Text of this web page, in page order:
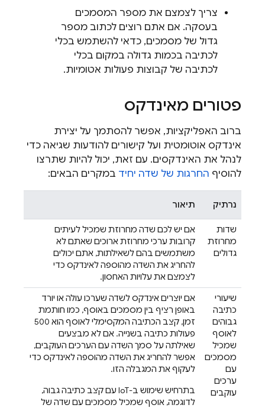
צריך לצמצם את מספר המסמכים
בעסקה. אם אתם רוצים לכתוב מספר
גדול של מסמכים, כדאי להשתמש בכלי
לכתיבה בכמות גדולה במקום בכלי
לכתיבה של קבוצות פעולות אטומיות.
פטורים מאינדקס
ברוב האפליקציות, אפשר להסתמך על יצירת
אינדקס אוטומטית ועל קישורים להודעות שגיאה כדי
לנהל את האינדקסים. עם זאת, יכול להיות שתרצו
להוסיף החרגות של שדה יחיד במקרים הבאים:
נרתיק תיאור
שדות
מחרוזת
גדולים
אם יש לכם שדה מחרוזת שמכיל לעיתים
קרובות ערכי מחרוזת ארוכים שאתם לא
משתמשים בהם לשאילתות, אתם יכולים
להחריג את השדה מהוספה לאינדקס כדי
לצמצם את עלויות האחסון.
שיעורי
כתיבה
גבוהים
לאוסף
שמכיל
מסמכים
עם
ערכים
עוקבים
אם יוצרים אינדקס לשדה שערכו עולה או יורד
באופן רציף בין מסמכים באוסף, כמו חותמת
זמן, קצב הכתיבה המקסימלי לאוסף הוא 500
פעולות כתיבה בשנייה. אם לא מבצעים
שאילתה על סמך השדה עם הערכים העוקבים,
אפשר להחריג את השדה מהוספה לאינדקס כדי
לעקוף את המגבלה הזו.
בתרחיש שימוש ב-IoT עם קצב כתיבה גבוה,
לדוגמה, אוסף שמכיל מסמכים עם שדה של